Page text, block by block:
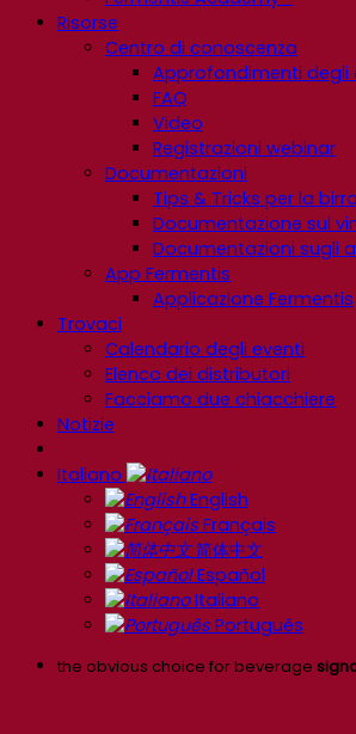
Risorse
Centro di conoscenza
Approfondimenti degli
FAQ
Video
Registrazioni webinar
Documentazioni
Tips & Tricks per la birra
Documentazione sul
Documentazioni sugli
App Fermentis
Applicazione Fermentis
Trovaci
Calendario degli eventi
Elenco dei distributori
Facciamo due chiacchiere
Notizie
Italiano
English
Français
简体中文
Español
Italiano
Português
the obvious choice for beverage